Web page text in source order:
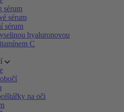
sérum
sérum
sérum
hyaluronovou
C
na oči